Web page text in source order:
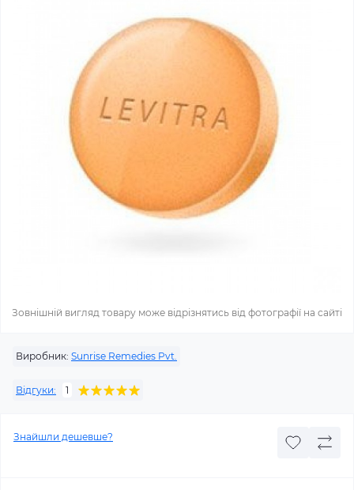
Зовнішній вигляд товару може відрізнятись від фотографії на сайті
Виробник: Sunrise Remedies Pvt.
Відгуки: 1
Знайшли дешевше?